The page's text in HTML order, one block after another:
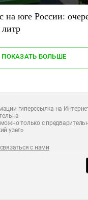
на юге России:
ПОКАЗАТЬ БОЛЬШЕ
гиперссылка на
только с
узел»
с нами